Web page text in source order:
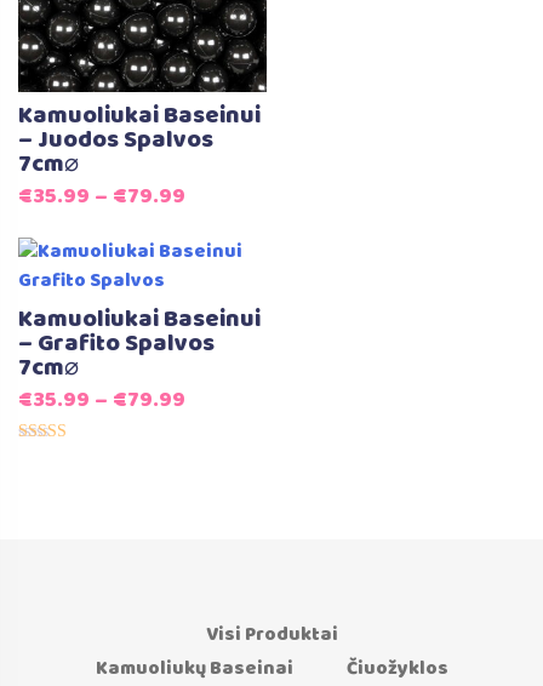
Kamuoliukai Baseinui
– Juodos Spalvos
7cm⌀
€35.99 – €79.99
Kamuoliukai Baseinui
– Grafito Spalvos
7cm⌀
€35.99 – €79.99
Visi Produktai
Kamuoliukų Baseinai
Čiuožyklos